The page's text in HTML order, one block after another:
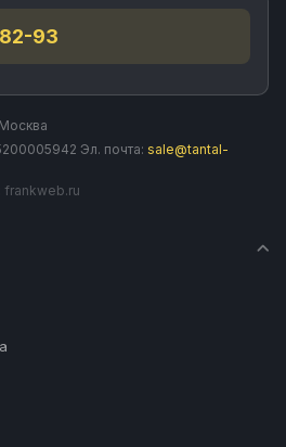
93
Эл. почта: sale@tantal-
frankweb.ru